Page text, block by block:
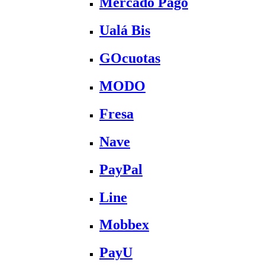
Ualá Bis
GOcuotas
MODO
Fresa
Nave
PayPal
Line
Mobbex
PayU